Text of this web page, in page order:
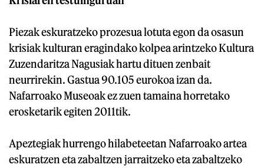
Piezak eskuratzeko prozesua lotuta egon da osasun
krisiak kulturan eragindako kolpea arintzeko Kultura
Zuzendaritza Nagusiak hartu dituen zenbait
neurrirekin. Gastua 90.105 eurokoa izan da.
Nafarroako Museoak ez zuen tamaina horretako
erosketarik egiten 2011tik.
Apeztegiak hurrengo hilabeteetan Nafarroako artea
eskuratzen eta zabaltzen jarraitzeko eta zabaltzeko